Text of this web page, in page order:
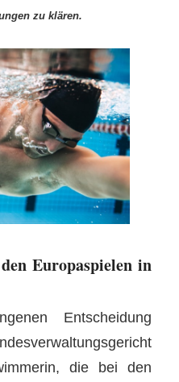
zu klären.
Europaspielen in
Entscheidung
die bei den